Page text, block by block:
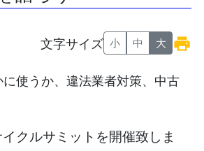
文字サイズ 小 中 大
クルサミットを開催致しま